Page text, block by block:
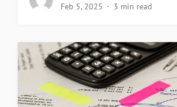
Feb 5, 2025
3 min read